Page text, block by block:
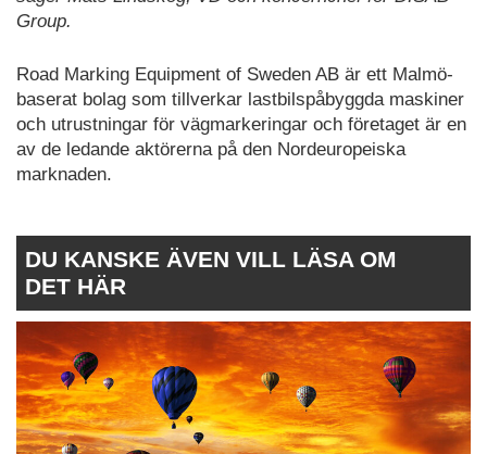
Group.
Road Marking Equipment of Sweden AB är ett Malmö-
baserat bolag som tillverkar lastbilspåbyggda maskiner
och utrustningar för vägmarkeringar och företaget är en
av de ledande aktörerna på den Nordeuropeiska
marknaden.
DU KANSKE ÄVEN VILL LÄSA OM
DET HÄR